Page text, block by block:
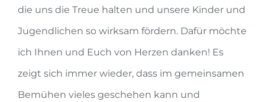
die uns die Treue halten und unsere Kinder und
Jugendlichen so wirksam fördern. Dafür möchte
ich Ihnen und Euch von Herzen danken! Es
zeigt sich immer wieder, dass im gemeinsamen
Bemühen vieles geschehen kann und